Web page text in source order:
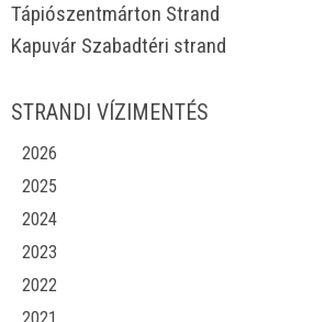
STRANDI VÍZIMENTÉS
2026
2025
2024
2023
2022
Tápiószentmárton Strand
Kapuvár Szabadtéri strand